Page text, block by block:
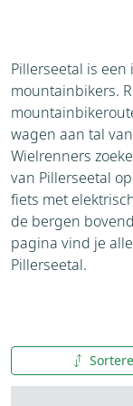
Pillerseetal is
mountainbikers.
wagen aan tal
Wielrenners
van Pillerseetal
fiets met
de bergen
pagina vind je
Pillerseetal.
A tot Z